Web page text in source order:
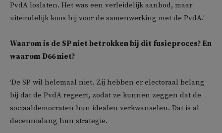
PvdA loslaten. Het was een verleidelijk aanbod, maar
uiteindelijk koos hij voor de samenwerking met de PvdA.’
Waarom is de SP niet betrokken bij dit fusieproces? En
waarom D66 niet?
‘De SP wil helemaal niet. Zij hebben er electoraal belang
bij dat de PvdA regeert, zodat ze kunnen zeggen dat de
sociaaldemocraten hun idealen verkwanselen. Dat is al
decennialang hun strategie.